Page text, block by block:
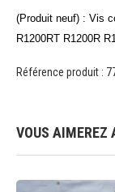
(Produit neuf) : Vis
R1200RT R1200R
Référence produit :
VOUS AIMEREZ